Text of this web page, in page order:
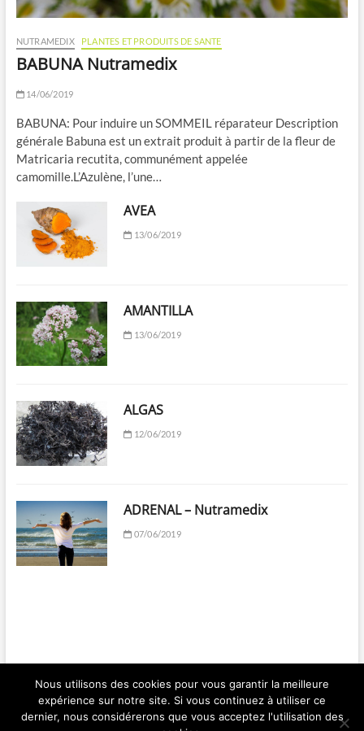
NUTRAMEDIX PLANTES ET PRODUITS DE SANTE
BABUNA Nutramedix
14/06/2019
BABUNA: Pour induire un SOMMEIL réparateur Description
générale Babuna est un extrait produit à partir de la fleur de
Matricaria recutita, communément appelée
camomille.L’Azulène, l’une…
AVEA
13/06/2019
AMANTILLA
13/06/2019
ALGAS
12/06/2019
ADRENAL – Nutramedix
07/06/2019
Ma Santé par les Plantes | Franck BERGER | 2018 © Copyright All right
reserved
Nous utilisons des cookies pour vous garantir la meilleure
expérience sur notre site. Si vous continuez à utiliser ce
dernier, nous considérerons que vous acceptez l'utilisation des